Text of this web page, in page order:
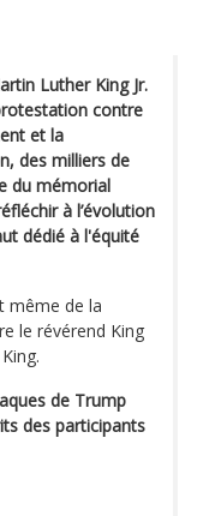
Luther King Jr.
contre
et la
des milliers de
du mémorial
à l’évolution
dédié à l'équité
même de la
le révérend King
de Trump
des participants